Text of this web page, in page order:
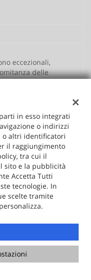
eccezionali,
delle
pertanto, di
18:30
in esso integrati
o indirizzi
o altri identificatori
il raggiungimento
tra cui il
sito e la pubblicità
Accetta Tutti
tecnologie. In
scelte tramite